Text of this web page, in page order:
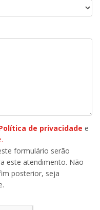
de privacidade e
formulário serão
este atendimento. Não
posterior, seja